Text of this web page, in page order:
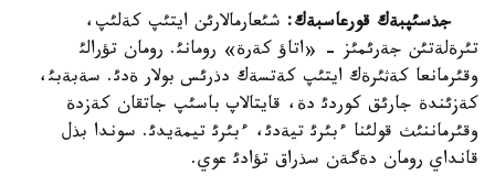
جذسئپبةك قورعاسبةك: شئعارمالارئن ايتئپ كةلئپ،
تئرةلةتئن جةرئمئز - «اتاؤ كةرة» رومانئ. رومان تؤرالئ
وقئرمانعا كةثئرةك ايتئپ كةتسةك دذرئس بولار ةدئ. سةبةبئ،
كةزئندة جارئق كوردئ دة، قايتالاپ باسئپ جاتقان كةزدة
وقئرماننئث قولئنا ءبئرئ تيةدئ، ءبئرئ تيمةيدئ. سوندا بذل
قانداي رومان دةگةن سذراق تؤادئ عوي.